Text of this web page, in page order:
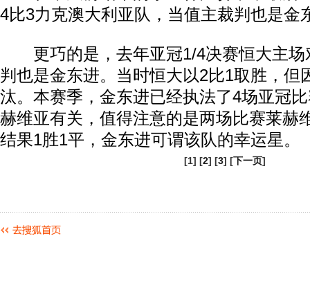
4比3力克澳大利亚队，当值主裁判也是金
更巧的是，去年亚冠1/4决赛恒大主场
判也是金东进。当时恒大以2比1取胜，但
汰。本赛季，金东进已经执法了4场亚冠
赫维亚有关，值得注意的是两场比赛莱赫
结果1胜1平，金东进可谓该队的幸运星。
[1] [2] [3] [下一页]